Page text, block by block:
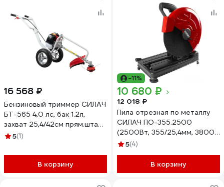
16 568 ₽
Бензиновый триммер СИЛАЧ
БТ-565 4,0 лс, бак 1.2л,
захват 25,4/42см прям.штанг,
полуавтоматическая
5(1)
В корзину
-11%
10 680 ₽
12 018 ₽
Пила отрезная по металлу
СИЛАЧ ПО-355.2500
(2500Вт, 355/25,4мм, 3800
об/мин, глуб. 60мм) (1/18)
5(4)
В корзину